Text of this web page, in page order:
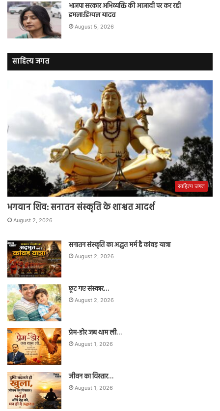
भाजपा सरकार अभिव्यक्ति की आजादी पर कर रही
हमला:डिम्पल यादव
August 5, 2026
साहित्य जगत
साहित्य जगत
भगवान शिव: सनातन संस्कृति के शाश्वत आदर्श
August 2, 2026
सनातन संस्कृति का अद्भुत मर्म है कांवड़ यात्रा
August 2, 2026
छूट गए संस्कार…
August 2, 2026
प्रेम-डोर जब थाम ली…
August 1, 2026
जीवन का विस्तार…
August 1, 2026